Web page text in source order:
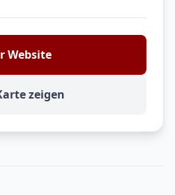
Website
zeigen